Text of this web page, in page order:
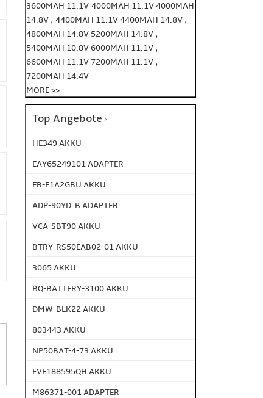
3600MAH 11.1V 4000MAH 11.1V4000MAH
14.8V , 4400MAH 11.1V4400MAH 14.8V ,
4800MAH 14.8V 5200MAH 14.8V ,
5400MAH 10.8V6000MAH 11.1V ,
6600MAH 11.1V7200MAH 11.1V ,
7200MAH 14.4V
MORE >>
Top Angebote
HE349 AKKU
EAY65249101 ADAPTER
EB-F1A2GBU AKKU
ADP-90YD_B ADAPTER
VCA-SBT90 AKKU
BTRY-RS50EAB02-01 AKKU
3065 AKKU
BQ-BATTERY-3100 AKKU
DMW-BLK22 AKKU
803443 AKKU
NP50BAT-4-73 AKKU
EVE188595QH AKKU
M86371-001 ADAPTER